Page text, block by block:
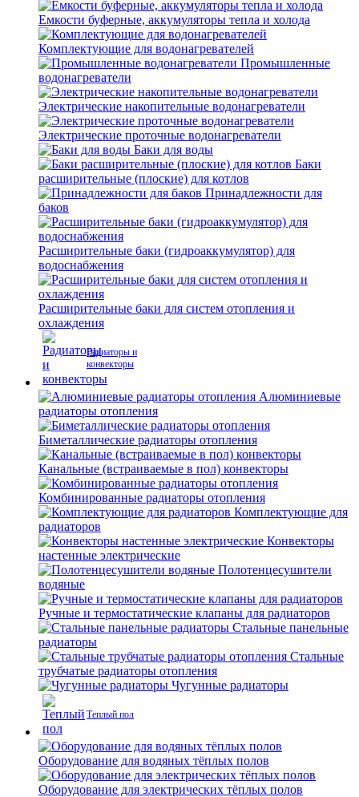
Емкости буферные, аккумуляторы тепла и холода
Комплектующие для водонагревателей
Промышленные
водонагреватели
Электрические накопительные водонагреватели
Электрические проточные водонагреватели
Баки для воды
Баки
расширительные (плоские) для котлов
Принадлежности для
баков
Расширительные баки (гидроаккумулятор) для
водоснабжения
Расширительные баки для систем отопления и
охлаждения
Радиаторы и
конвекторы
Алюминиевые
радиаторы отопления
Биметаллические радиаторы отопления
Канальные (встраиваемые в пол) конвекторы
Комбинированные радиаторы отопления
Комплектующие для
радиаторов
Конвекторы
настенные электрические
Полотенцесушители
водяные
Ручные и термостатические клапаны для радиаторов
Стальные панельные
радиаторы
Стальные
трубчатые радиаторы отопления
Чугунные радиаторы
Теплый пол
Оборудование для водяных тёплых полов
Оборудование для электрических тёплых полов